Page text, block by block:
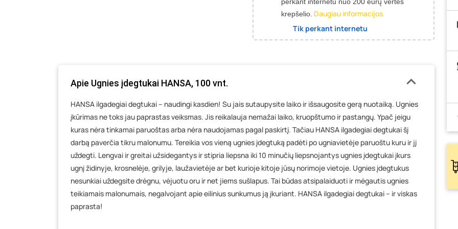
krepšelio. Daugiau informacijos.
Tik perkant internetu
Apie Ugnies įdegtukai HANSA, 100 vnt.
HANSA ilgadegiai degtukai – naudingi kasdien! Su jais sutaupysite laiko ir išsaugosite gerą nuotaiką. Ugnies
įkūrimas ne toks jau paprastas veiksmas. Jis reikalauja nemažai laiko, kruopštumo ir pastangų. Ypač jeigu
kuras nėra tinkamai paruoštas arba nėra naudojamas pagal paskirtį. Tačiau HANSA ilgadegiai degtukai šį
darbą paverčia tikru malonumu. Tereikia vos vieną ugnies įdegtuką padėti po ugniavietėje paruoštu kuru ir jį
uždegti. Lengvai ir greitai užsidegantys ir stipria liepsna iki 10 minučių liepsnojantys ugnies įdegtukai įkurs
ugnį židinyje, krosnelėje, grilyje, laužavietėje ar bet kurioje kitoje jūsų norimoje vietoje. Ugnies įdegtukus
nesunkiai uždegsite drėgnu, vėjuotu oru ir net jiems sušlapus. Tai būdas atsipalaiduoti ir mėgautis ugnies
teikiamais malonumais, negalvojant apie eilinius sunkumus ją įkuriant. HANSA ilgadegiai degtukai – ir viskas
paprasta!